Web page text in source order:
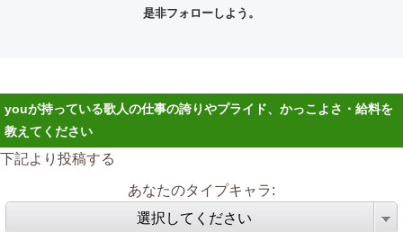
是非フォローしよう。
youが持っている歌人の仕事の誇りやプライド、かっこよさ・給料を
教えてください
下記より投稿する
あなたのタイプキャラ:
選択してください